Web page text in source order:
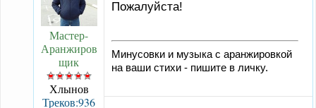
Мастер-
Аранжиров
щик
Хлынов
Треков:936
Пожалуйста!
Минусовки и музыка с аранжировкой
на ваши стихи - пишите в личку.